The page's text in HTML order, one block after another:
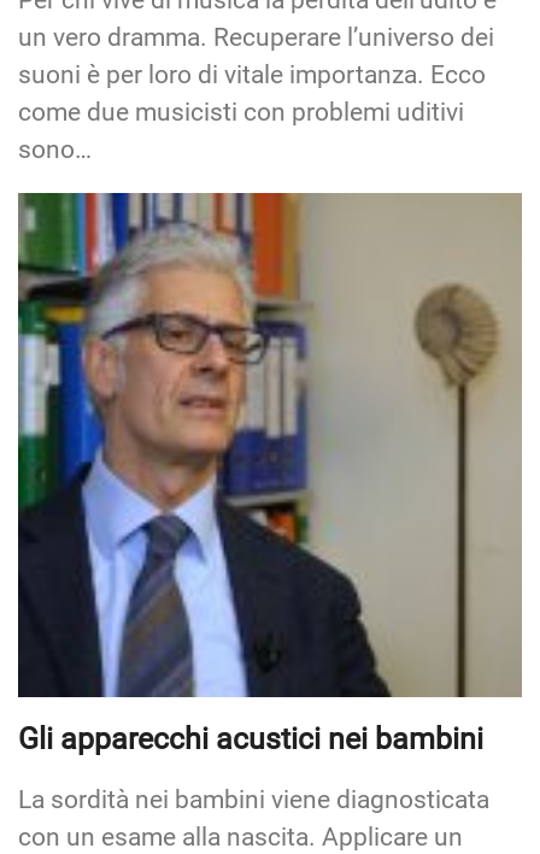
un vero dramma. Recuperare l’universo dei
suoni è per loro di vitale importanza. Ecco
come due musicisti con problemi uditivi
sono…
Gli apparecchi acustici nei bambini
La sordità nei bambini viene diagnosticata
con un esame alla nascita. Applicare un